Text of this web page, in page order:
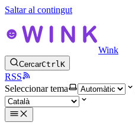
Saltar al contingut
Wink
CercarCtrlK
RSS
Seleccionar tema